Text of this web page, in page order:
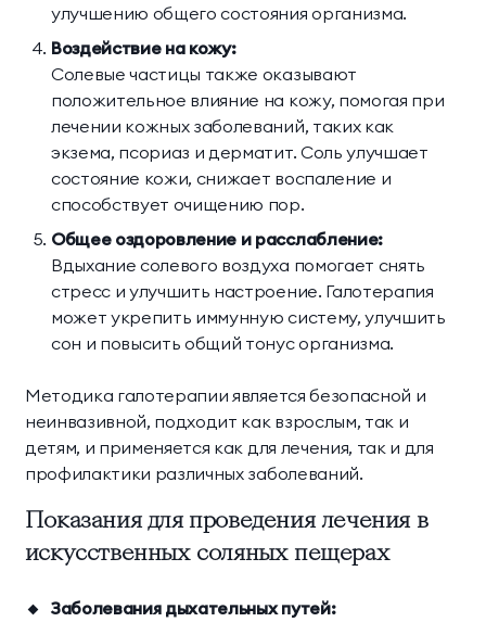
улучшению общего состояния организма.
Воздействие на кожу:
Солевые частицы также оказывают
положительное влияние на кожу, помогая при
лечении кожных заболеваний, таких как
экзема, псориаз и дерматит. Соль улучшает
состояние кожи, снижает воспаление и
способствует очищению пор.
Общее оздоровление и расслабление:
Вдыхание солевого воздуха помогает снять
стресс и улучшить настроение. Галотерапия
может укрепить иммунную систему, улучшить
сон и повысить общий тонус организма.
Методика галотерапии является безопасной и
неинвазивной, подходит как взрослым, так и
детям, и применяется как для лечения, так и для
профилактики различных заболеваний.
Показания для проведения лечения в
искусственных соляных пещерах
Заболевания дыхательных путей: